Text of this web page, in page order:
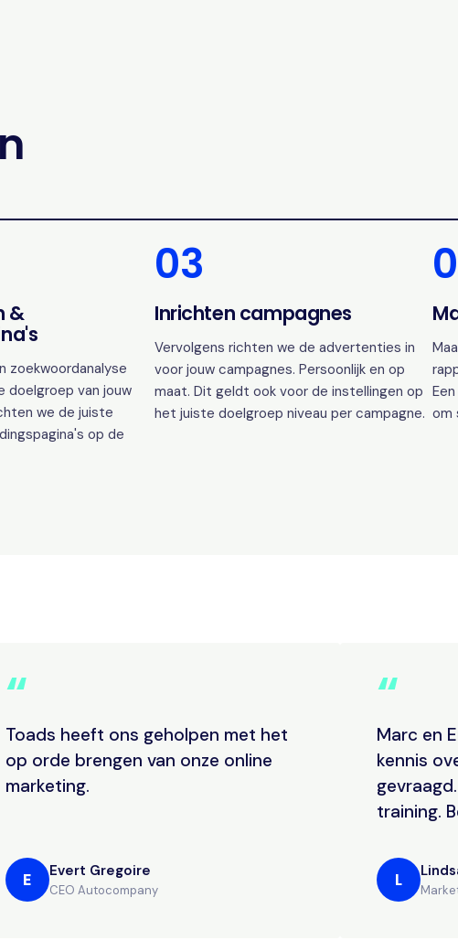
&
zoekwoordanalyse
doelgroep van jouw
we de juiste
op de
03
Inrichten campagnes
Vervolgens richten we de advertenties in
voor jouw campagnes. Persoonlijk en op
maat. Dit geldt ook voor de instellingen op
het juiste doelgroep niveau per campagne. om
“
Toads heeft ons geholpen met het
op orde brengen van onze online
marketing.
E Evert Gregoire
CEO Autocompany
“
Marc en
kennis
training.
L